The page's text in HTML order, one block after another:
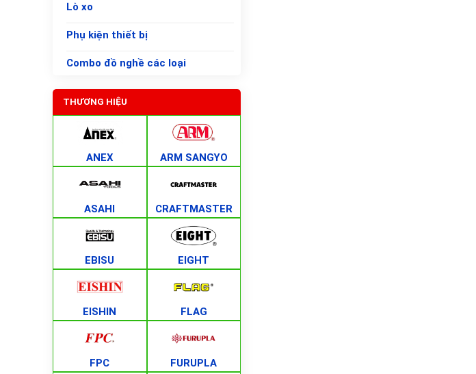
Lò xo
Phụ kiện thiết bị
Combo đồ nghề các loại
THƯƠNG HIỆU
ANEX ARM SANGYO
ASAHI CRAFTMASTER
EBISU EIGHT
EISHIN FLAG
FPC FURUPLA